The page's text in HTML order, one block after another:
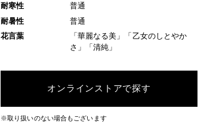
耐寒性
普通
耐暑性
普通
花言葉
「華麗なる美」「乙女のしとやか
さ」「清純」
オンラインストアで探す
※取り扱いのない場合もございます